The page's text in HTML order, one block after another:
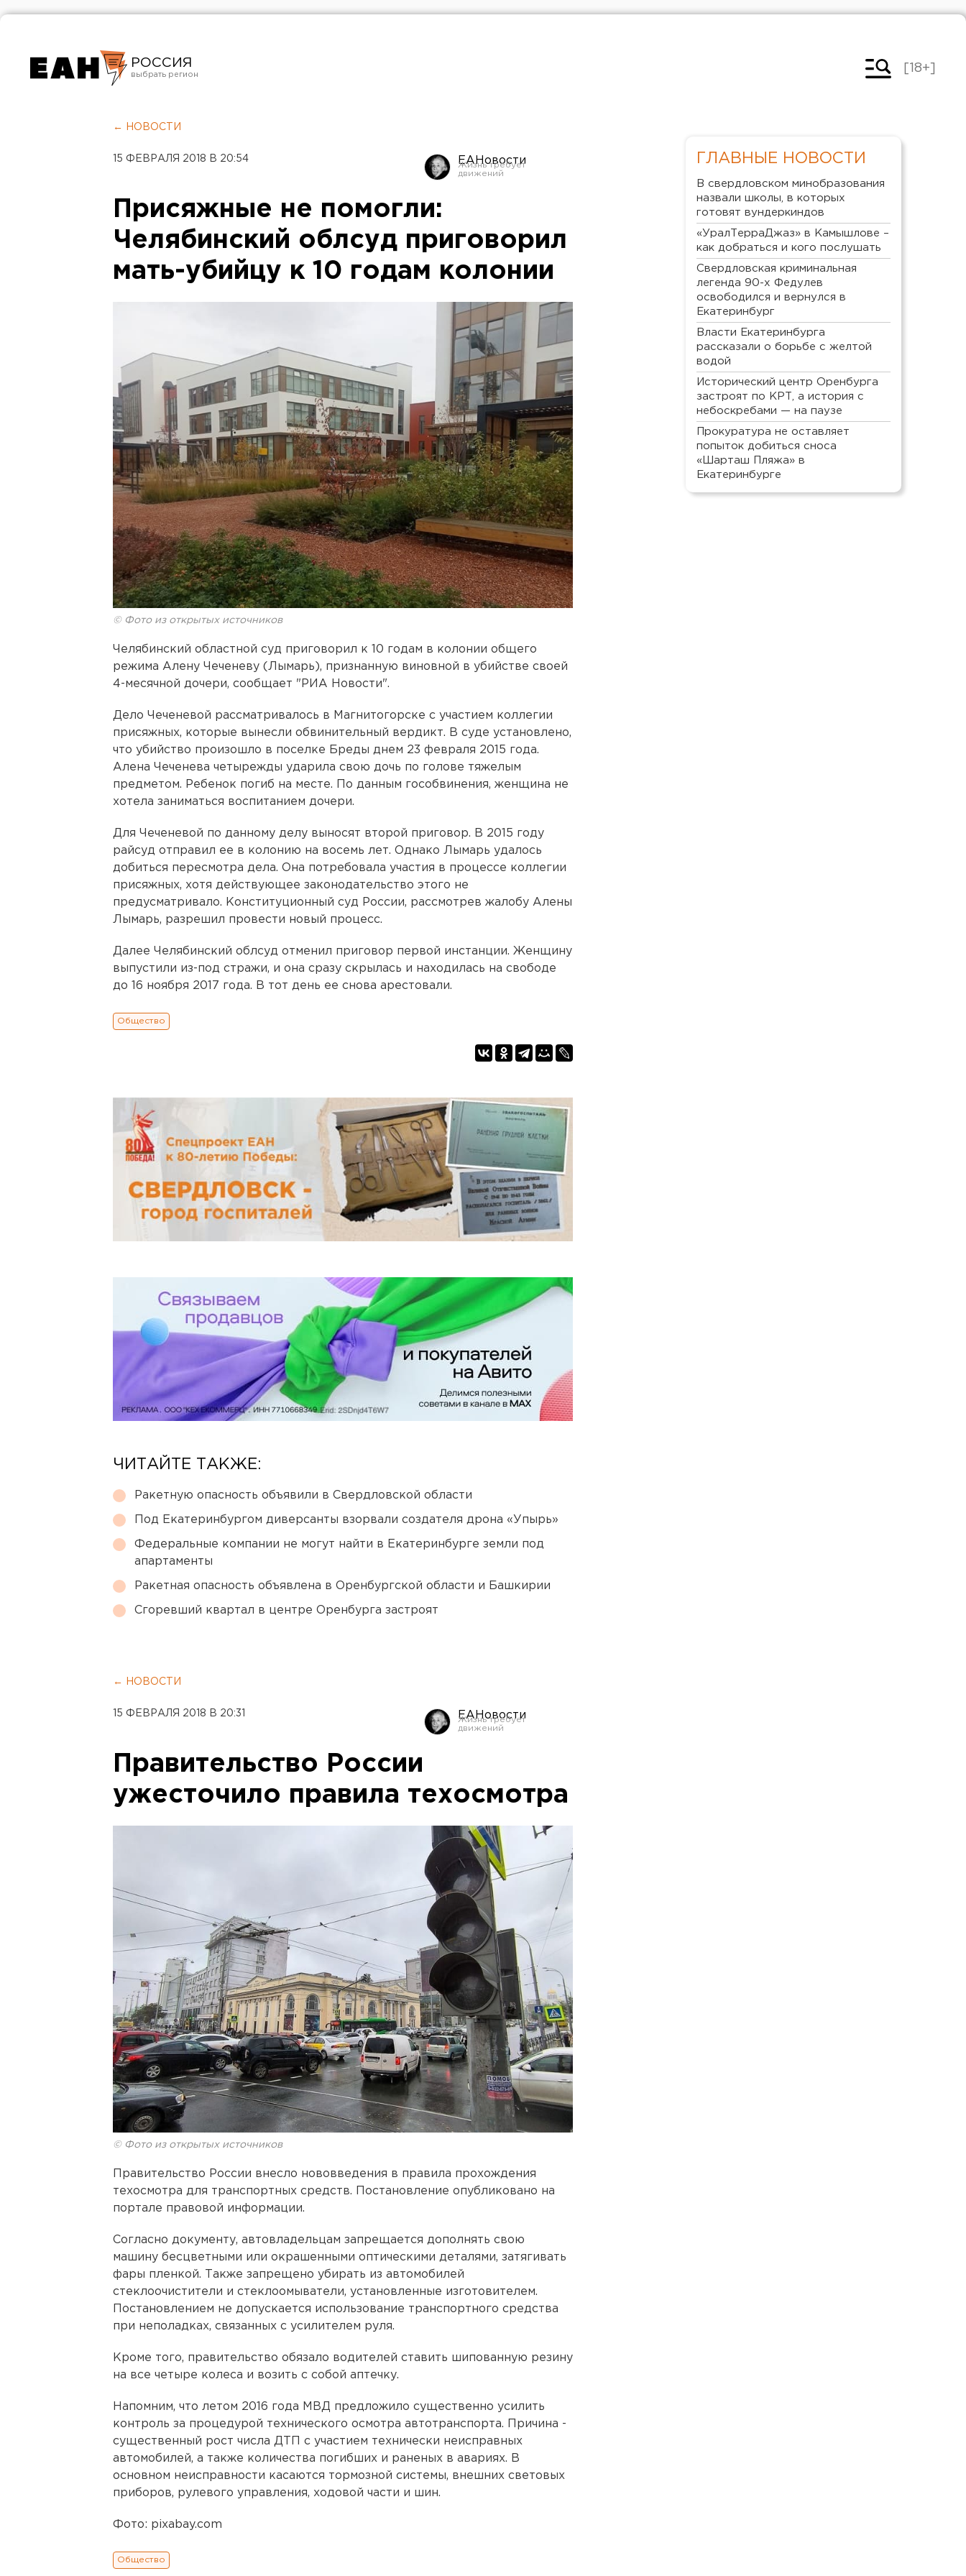
РОССИЯ
Челябинск
[18+]
← НОВОСТИ
15 ФЕВРАЛЯ 2018 В 20:54 ЕАНовости
Присяжные не помогли:
Челябинский облсуд приговорил
мать-убийцу к 10 годам колонии
© Фото из открытых источников
Челябинский областной суд приговорил к 10 годам в колонии общего
режима Алену Чеченеву (Лымарь), признанную виновной в убийстве своей
4-месячной дочери, сообщает "РИА Новости".
Дело Чеченевой рассматривалось в Магнитогорске с участием коллегии
присяжных, которые вынесли обвинительный вердикт. В суде установлено,
что убийство произошло в поселке Бреды днем 23 февраля 2015 года.
Алена Чеченева четырежды ударила свою дочь по голове тяжелым
предметом. Ребенок погиб на месте. По данным гособвинения, женщина не
хотела заниматься воспитанием дочери.
Для Чеченевой по данному делу выносят второй приговор. В 2015 году
райсуд отправил ее в колонию на восемь лет. Однако Лымарь удалось
добиться пересмотра дела. Она потребовала участия в процессе коллегии
присяжных, хотя действующее законодательство этого не
предусматривало. Конституционный суд России, рассмотрев жалобу Алены
Лымарь, разрешил провести новый процесс.
Далее Челябинский облсуд отменил приговор первой инстанции. Женщину
выпустили из-под стражи, и она сразу скрылась и находилась на свободе
до 16 ноября 2017 года. В тот день ее снова арестовали.
Общество
ЧИТАЙТЕ ТАКЖЕ:
Ракетную опасность объявили в Свердловской области
Под Екатеринбургом диверсанты взорвали создателя дрона «Упырь»
Федеральные компании не могут найти в Екатеринбурге земли под
апартаменты
Ракетная опасность объявлена в Оренбургской области и Башкирии
Сгоревший квартал в центре Оренбурга застроят
← НОВОСТИ
15 ФЕВРАЛЯ 2018 В 20:31 ЕАНовости
Правительство России
ужесточило правила техосмотра
© Фото из открытых источников
Правительство России внесло нововведения в правила прохождения
техосмотра для транспортных средств. Постановление опубликовано на
портале правовой информации.
Согласно документу, автовладельцам запрещается дополнять свою
машину бесцветными или окрашенными оптическими деталями, затягивать
фары пленкой. Также запрещено убирать из автомобилей
стеклоочистители и стеклоомыватели, установленные изготовителем.
Постановлением не допускается использование транспортного средства
при неполадках, связанных с усилителем руля.
Кроме того, правительство обязало водителей ставить шипованную резину
на все четыре колеса и возить с собой аптечку.
Напомним, что летом 2016 года МВД предложило существенно усилить
контроль за процедурой технического осмотра автотранспорта. Причина -
существенный рост числа ДТП с участием технически неисправных
автомобилей, а также количества погибших и раненых в авариях. В
основном неисправности касаются тормозной системы, внешних световых
приборов, рулевого управления, ходовой части и шин.
Фото: pixabay.com
Общество
ГЛАВНЫЕ НОВОСТИ
В свердловском минобразования
назвали школы, в которых
готовят вундеркиндов
«УралТерраДжаз» в Камышлове –
как добраться и кого послушать
Свердловская криминальная
легенда 90-х Федулев
освободился и вернулся в
Екатеринбург
Власти Екатеринбурга
рассказали о борьбе с желтой
водой
Исторический центр Оренбурга
застроят по КРТ, а история с
небоскребами — на паузе
Прокуратура не оставляет
попыток добиться сноса
«Шарташ Пляжа» в
Екатеринбурге